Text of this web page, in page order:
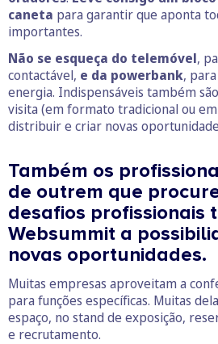
caneta para garantir que aponta
importantes.
Não se esqueça do telemóvel,
contactável, e da powerbank,
energia. Indispensáveis também
visita (em formato tradicional ou
distribuir e criar novas
Também os
de outrem que
desafios profissionais
Websummit a
novas oportunidades.
Muitas empresas aproveitam a
para funções específicas. Muitas
espaço, no stand de exposição,
e recrutamento.